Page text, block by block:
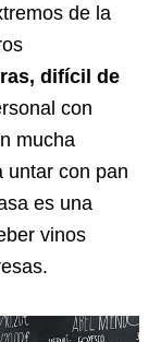
de la
difícil de
con
mucha
untar con pan
es una
vinos